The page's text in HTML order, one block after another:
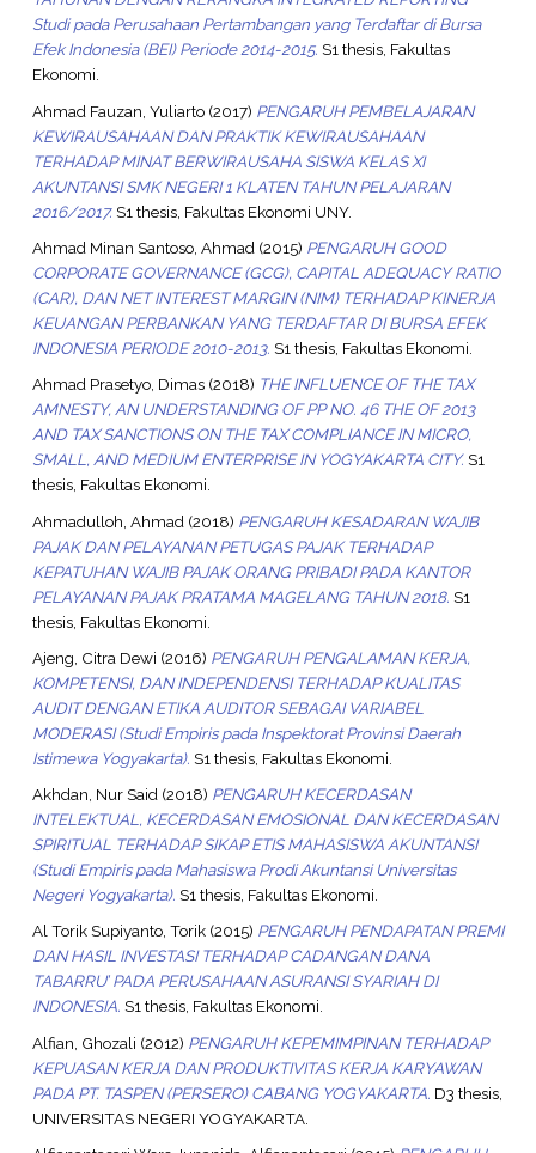
Studi pada Perusahaan Pertambangan yang Terdaftar di Bursa
Efek Indonesia (BEI) Periode 2014-2015. S1 thesis, Fakultas
Ekonomi.
Ahmad Fauzan, Yuliarto(2017) PENGARUH PEMBELAJARAN
KEWIRAUSAHAAN DAN PRAKTIK KEWIRAUSAHAAN
TERHADAP MINAT BERWIRAUSAHA SISWA KELAS XI
AKUNTANSI SMK NEGERI 1 KLATEN TAHUN PELAJARAN
2016/2017.S1 thesis, Fakultas Ekonomi UNY.
Ahmad Minan Santoso, Ahmad (2015) PENGARUH GOOD
CORPORATE GOVERNANCE (GCG), CAPITAL ADEQUACY RATIO
(CAR), DAN NET INTEREST MARGIN (NIM) TERHADAP KINERJA
KEUANGAN PERBANKAN YANG TERDAFTAR DI BURSA EFEK
INDONESIA PERIODE 2010-2013. S1 thesis, Fakultas Ekonomi.
Ahmad Prasetyo, Dimas(2018) THE INFLUENCE OF THE TAX
AMNESTY, AN UNDERSTANDING OF PP NO. 46 THE OF 2013
AND TAX SANCTIONS ON THE TAX COMPLIANCE IN MICRO,
SMALL, AND MEDIUM ENTERPRISE IN YOGYAKARTA CITY.S1
thesis, Fakultas Ekonomi.
Ahmadulloh, Ahmad (2018) PENGARUH KESADARAN WAJIB
PAJAK DAN PELAYANAN PETUGAS PAJAK TERHADAP
KEPATUHAN WAJIB PAJAK ORANG PRIBADI PADA KANTOR
PELAYANAN PAJAK PRATAMA MAGELANG TAHUN 2018. S1
thesis, Fakultas Ekonomi.
Ajeng, Citra Dewi (2016) PENGARUH PENGALAMAN KERJA,
KOMPETENSI, DAN INDEPENDENSI TERHADAP KUALITAS
AUDIT DENGAN ETIKA AUDITOR SEBAGAI VARIABEL
MODERASI (Studi Empiris pada Inspektorat Provinsi Daerah
Istimewa Yogyakarta). S1 thesis, Fakultas Ekonomi.
Akhdan, Nur Said (2018) PENGARUH KECERDASAN
INTELEKTUAL, KECERDASAN EMOSIONAL DAN KECERDASAN
SPIRITUAL TERHADAP SIKAP ETIS MAHASISWA AKUNTANSI
(Studi Empiris pada Mahasiswa Prodi Akuntansi Universitas
Negeri Yogyakarta). S1 thesis, Fakultas Ekonomi.
Al Torik Supiyanto, Torik(2015) PENGARUH PENDAPATAN PREMI
DAN HASIL INVESTASI TERHADAP CADANGAN DANA
TABARRU’ PADA PERUSAHAAN ASURANSI SYARIAH DI
INDONESIA. S1 thesis, Fakultas Ekonomi.
Alfian, Ghozali (2012) PENGARUH KEPEMIMPINAN TERHADAP
KEPUASAN KERJA DAN PRODUKTIVITAS KERJA KARYAWAN
PADA PT. TASPEN (PERSERO) CABANG YOGYAKARTA. D3 thesis,
UNIVERSITAS NEGERI YOGYAKARTA.